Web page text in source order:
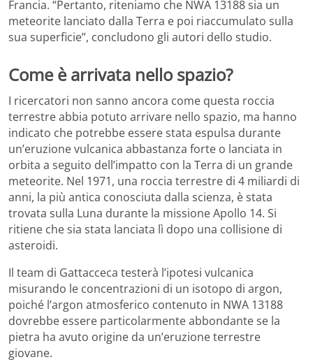
Francia. “Pertanto, riteniamo che NWA 13188 sia un
meteorite lanciato dalla Terra e poi riaccumulato sulla
sua superficie”, concludono gli autori dello studio.
Come è arrivata nello spazio?
I ricercatori non sanno ancora come questa roccia
terrestre abbia potuto arrivare nello spazio, ma hanno
indicato che potrebbe essere stata espulsa durante
un’eruzione vulcanica abbastanza forte o lanciata in
orbita a seguito dell’impatto con la Terra di un grande
meteorite. Nel 1971, una roccia terrestre di 4 miliardi di
anni, la più antica conosciuta dalla scienza, è stata
trovata sulla Luna durante la missione Apollo 14. Si
ritiene che sia stata lanciata lì dopo una collisione di
asteroidi.
Il team di Gattacceca testerà l’ipotesi vulcanica
misurando le concentrazioni di un isotopo di argon,
poiché l’argon atmosferico contenuto in NWA 13188
dovrebbe essere particolarmente abbondante se la
pietra ha avuto origine da un’eruzione terrestre
giovane.